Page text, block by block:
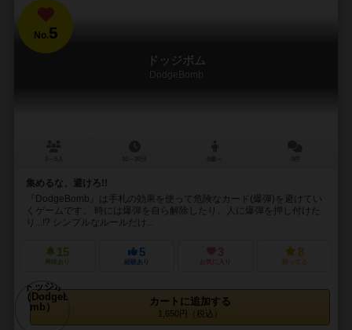
No.5
ドッジボム
DodgeBomb
集めるな、避けろ!!
『DodgeBomb』は手札の効果を使って危険なカード(爆弾)を避けてい
くゲームです。 時には爆弾を自ら解除したり、人に爆弾を押し付けた
り...!? シンプルなルールだけ...
15
興味あり
5
経験あり
3
お気に入り
8
持ってる
カートに追加する
1,650円（税込）